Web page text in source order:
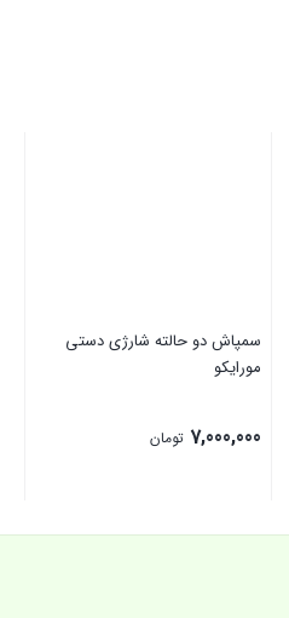
سمپاش دو حالته شارژی دستی
مورایکو
7,000,000 تومان